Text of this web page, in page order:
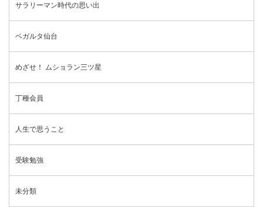
サラリーマン時代の思い出
ベガルタ仙台
めざせ！ ムショラン三ツ星
丁種会員
人生で思うこと
受験勉強
未分類